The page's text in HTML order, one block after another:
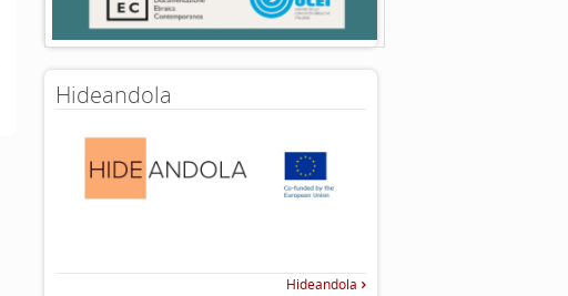
Hideandola
Hideandola